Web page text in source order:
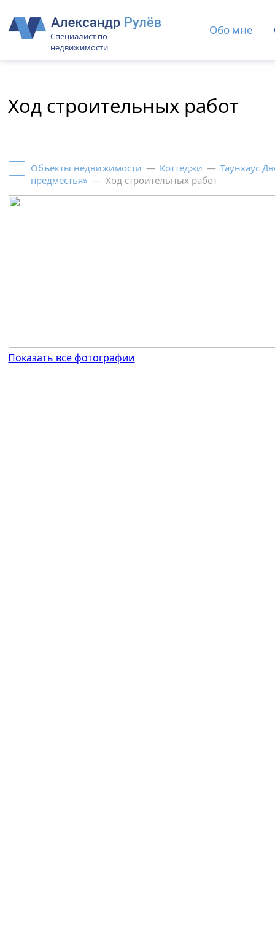
Специалист по
недвижимости
Обо мне
Ход строительных работ
Объекты недвижимости — Коттеджи — Таунхаус
предместья» — Ход строительных работ
Показать все фотографии